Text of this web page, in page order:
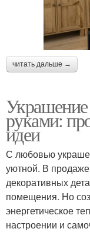
читать дальше →
руками:
идеи
С любовью
уютной. В
декоративных
помещения. Но
энергетическое
настроении и